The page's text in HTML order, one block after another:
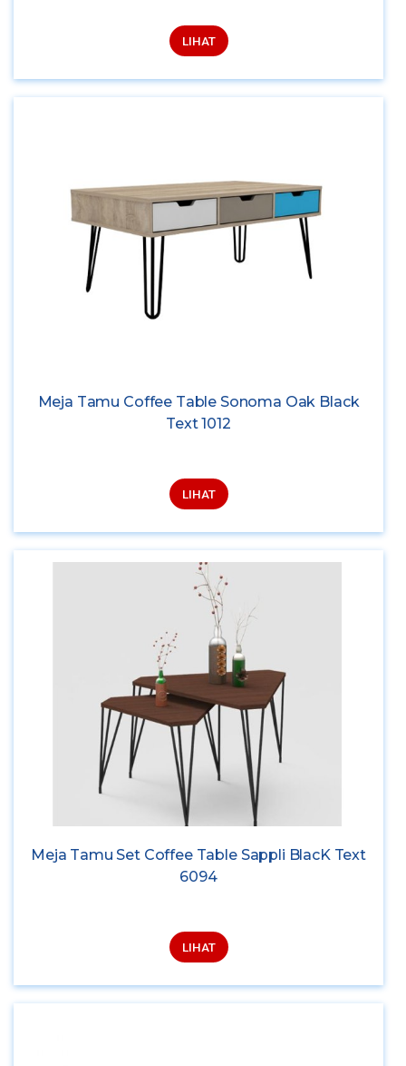
LIHAT
Meja Tamu Coffee Table Sonoma Oak Black
Text 1012
LIHAT
Meja Tamu Set Coffee Table Sappli BlacK Text
6094
LIHAT